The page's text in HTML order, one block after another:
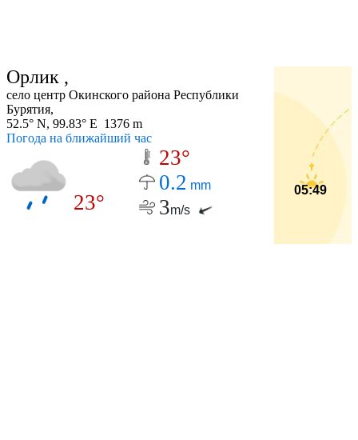
Орлик ,
село центр Окинского района Республики
Бурятия,
52.5° N, 99.83° E 1376 m
Погода на ближайший час
23°
23°
0.2 mm
3m/s
05:49